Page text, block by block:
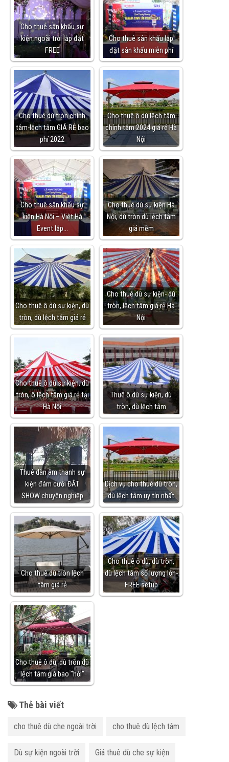
Cho thuê sân khấu sự
kiện ngoài trời lắp đặt
FREE
Cho thuê sân khấu lắp
đặt sân khấu miễn phí
Cho thuê dù tròn chính
tâm-lệch tâm GIÁ RẺ bao
phí 2022
Cho thuê ô dù lệch tâm
chính tâm 2024 giá rẻ Hà
Nội
Cho thuê sân khấu sự
kiện Hà Nội – Việt Hà
Event lắp…
Cho thuê dù sự kiện Hà
Nội, dù tròn dù lệch tâm
giá mềm
Cho thuê ô dù sự kiện, dù
tròn, dù lệch tâm giá rẻ
Cho thuê dù sự kiện- dù
tròn, lệch tâm giá rẻ Hà
Nội
Cho thuê ô dù sự kiện, dù
tròn, ô lệch tâm giá rẻ tại
Hà Nội
Thuê ô dù sự kiện, dù
tròn, dù lệch tâm
Thuê dàn âm thanh sự
kiện đám cưới ĐẮT
SHOW chuyên nghiệp
Dịch vụ cho thuê dù tròn,
dù lệch tâm uy tín nhất
Cho thuê dù tròn lệch
tâm giá rẻ
Cho thuê ô dù, dù tròn,
dù lệch tâm số lượng lớn-
FREE setup
Cho thuê ô dù, dù tròn dù
lệch tâm giá bao "hời"
Thẻ bài viết
cho thuê dù che ngoài trời cho thuê dù lệch tâm
Dù sự kiện ngoài trời Giá thuê dù che sự kiện